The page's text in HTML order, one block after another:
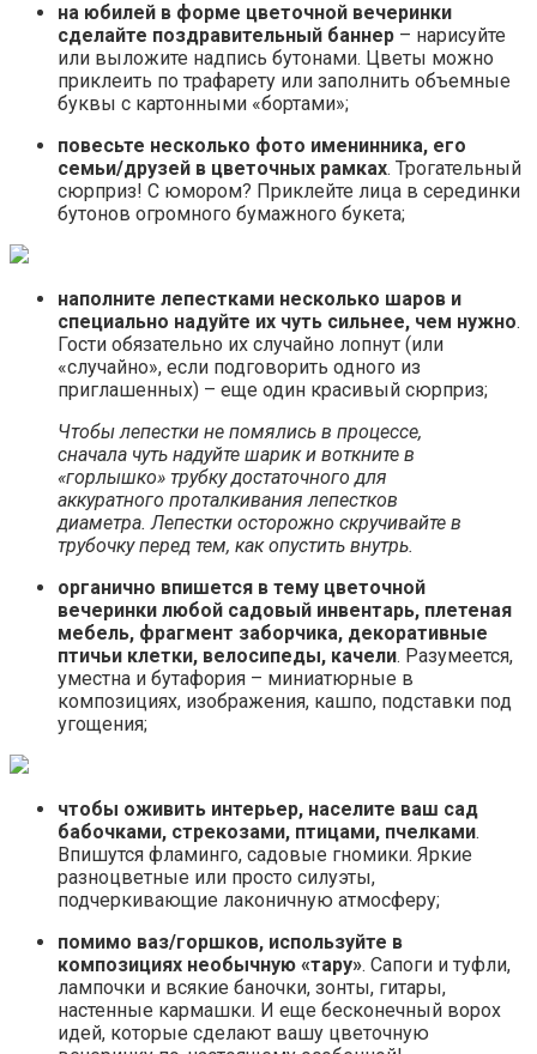
на юбилей в форме цветочной вечеринки
сделайте поздравительный баннер – нарисуйте
или выложите надпись бутонами. Цветы можно
приклеить по трафарету или заполнить объемные
буквы с картонными «бортами»;
повесьте несколько фото именинника, его
семьи/друзей в цветочных рамках. Трогательный
сюрприз! С юмором? Приклейте лица в серединки
бутонов огромного бумажного букета;
наполните лепестками несколько шаров и
специально надуйте их чуть сильнее, чем нужно.
Гости обязательно их случайно лопнут (или
«случайно», если подговорить одного из
приглашенных) – еще один красивый сюрприз;
Чтобы лепестки не помялись в процессе,
сначала чуть надуйте шарик и воткните в
«горлышко» трубку достаточного для
аккуратного проталкивания лепестков
диаметра. Лепестки осторожно скручивайте в
трубочку перед тем, как опустить внутрь.
органично впишется в тему цветочной
вечеринки любой садовый инвентарь, плетеная
мебель, фрагмент заборчика, декоративные
птичьи клетки, велосипеды, качели. Разумеется,
уместна и бутафория – миниатюрные в
композициях, изображения, кашпо, подставки под
угощения;
чтобы оживить интерьер, населите ваш сад
бабочками, стрекозами, птицами, пчелками.
Впишутся фламинго, садовые гномики. Яркие
разноцветные или просто силуэты,
подчеркивающие лаконичную атмосферу;
помимо ваз/горшков, используйте в
композициях необычную «тару». Сапоги и туфли,
лампочки и всякие баночки, зонты, гитары,
настенные кармашки. И еще бесконечный ворох
идей, которые сделают вашу цветочную